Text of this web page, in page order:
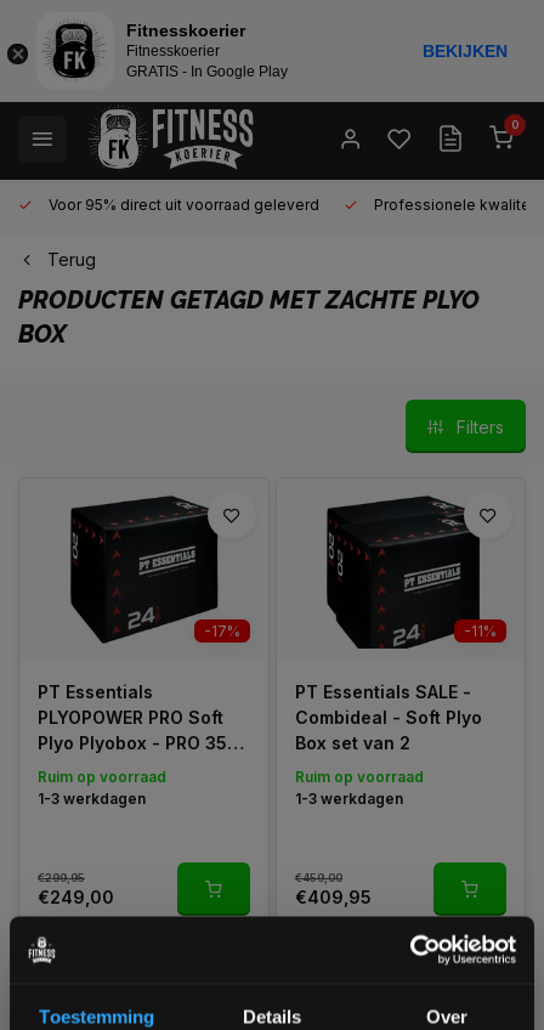
Toestemming Details Over
0
Voor 95% direct uit voorraad geleverd Professionele kwaliteit
Terug
PRODUCTEN GETAGD MET ZACHTE PLYO
BOX
Filters
-17%
PT Essentials
PLYOPOWER PRO Soft
Plyo Plyobox - PRO 35
kg
Ruim op voorraad
1-3 werkdagen
€299,95
€249,00
-11%
PT Essentials SALE -
Combideal - Soft Plyo
Box set van 2
Ruim op voorraad
1-3 werkdagen
€459,00
€409,95
Fitnesskoerier
Fitnesskoerier
GRATIS - In Google Play
BEKIJKEN